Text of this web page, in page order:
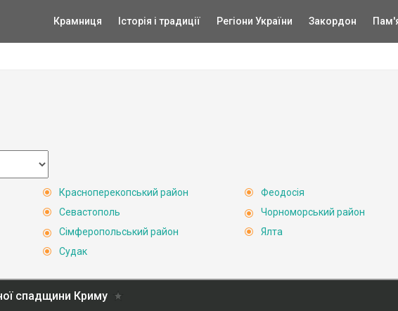
Крамниця Історія і традиції Регіони України Закордон
Красноперекопський район
Севастополь
Сімферопольський район
Судак
Феодосія
Чорноморський район
Ялта